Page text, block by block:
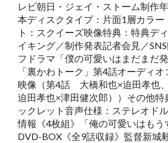
レビ朝日・ジェイ・ストーム制作
本ディスクタイプ：片面1層カラー
ト：スクイーズ映像特典：特典デ
イキング／制作発表記者会見／
フドラマ「僕の可愛いはまだまだ
「裏かわトーク」第4話オーディ
映像（第4話 大橋和也×迫田孝也
迫田孝也×津田健次郎））その他特
ックレット音声仕様：ステレオド
情報《4枚組》「俺の可愛いはもう
DVD-BOX《全9話収録》監督新城